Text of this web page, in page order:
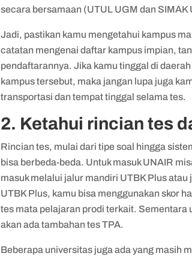
secara bersamaan (UTUL UGM dan SIMAK
Jadi, pastikan kamu mengetahui kampus
catatan mengenai daftar kampus impian,
pendaftarannya. Jika kamu tinggal di
kampus tersebut, maka jangan lupa juga
transportasi dan tempat tinggal selama tes.
2. Ketahui rincian tes
Rincian tes, mulai dari tipe soal hingga
bisa berbeda-beda. Untuk masuk UNAIR
masuk melalui jalur mandiri UTBK Plus atau
UTBK Plus, kamu bisa menggunakan skor
tes mata pelajaran prodi terkait. Sementara
akan ada tambahan tes TPA.
Beberapa universitas juga ada yang masih